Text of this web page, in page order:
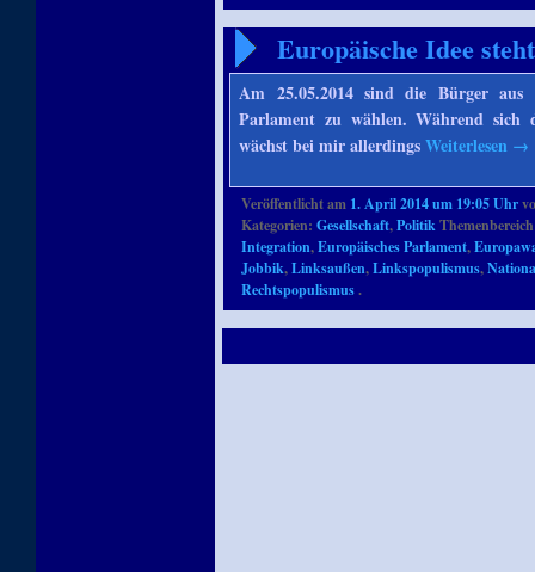
Europäische Idee
Am 25.05.2014 sind die Bürger aus
Parlament zu wählen. Während sich
wächst bei mir allerdingsWeiterlesen →
Veröffentlicht am 1. April 2014 um 19:05 Uhr
Kategorien:Gesellschaft,Politik
Integration,Europäisches Parlament,
Jobbik,Linksaußen,Linkspopulismus,
Rechtspopulismus.